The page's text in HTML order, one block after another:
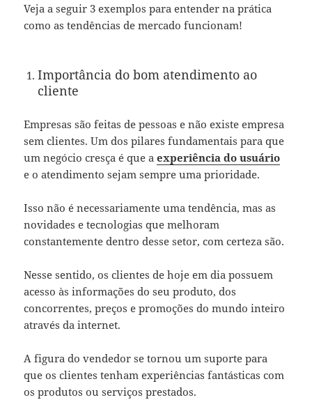
Veja a seguir 3 exemplos para entender na prática
como as tendências de mercado funcionam!
Importância do bom atendimento ao
cliente
Empresas são feitas de pessoas e não existe empresa
sem clientes. Um dos pilares fundamentais para que
um negócio cresça é que aexperiência do usuário
e o atendimento sejam sempre uma prioridade.
Isso não é necessariamente uma tendência, mas as
novidades e tecnologias que melhoram
constantemente dentro desse setor, com certeza são.
Nesse sentido, os clientes de hoje em dia possuem
acesso às informações do seu produto, dos
concorrentes, preços e promoções do mundo inteiro
através da internet.
A figura do vendedor se tornou um suporte para
que os clientes tenham experiências fantásticas com
os produtos ou serviços prestados.